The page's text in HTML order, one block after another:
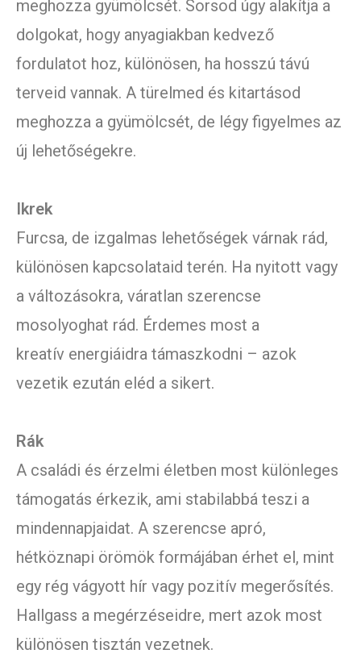
meghozza gyümölcsét. Sorsod úgy alakítja a
dolgokat, hogy anyagiakban kedvező
fordulatot hoz, különösen, ha hosszú távú
terveid vannak. A türelmed és kitartásod
meghozza a gyümölcsét, de légy figyelmes az
új lehetőségekre.
Ikrek
Furcsa, de izgalmas lehetőségek várnak rád,
különösen kapcsolataid terén. Ha nyitott vagy
a változásokra, váratlan szerencse
mosolyoghat rád. Érdemes most a
kreatív energiáidra támaszkodni – azok
vezetik ezután eléd a sikert.
Rák
A családi és érzelmi életben most különleges
támogatás érkezik, ami stabilabbá teszi a
mindennapjaidat. A szerencse apró,
hétköznapi örömök formájában érhet el, mint
egy rég vágyott hír vagy pozitív megerősítés.
Hallgass a megérzéseidre, mert azok most
különösen tisztán vezetnek.